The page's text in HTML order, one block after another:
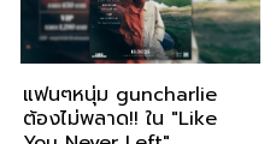
แฟนๆหนุ่ม guncharlie
ต้องไม่พลาด!! ใน "Like